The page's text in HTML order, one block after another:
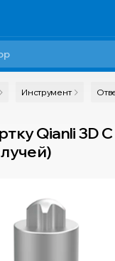
Инструмент
Qianli 3D C